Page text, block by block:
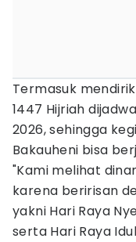
Termasuk
1447 Hijriah
2026, sehingga
Bakauheni bisa
"Kami melihat
karena beririsan
yakni Hari Raya
serta Hari Raya